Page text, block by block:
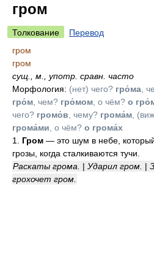
гром
Толкование
Перевод
гром
гром
сущ.
м.
употр. сравн. часто
Морфология: (нет) чего? гро́ма ,
гро́м , чем? гро́мом , о чём? о
чего? громо́в , чему? грома́м ,
грома́ми , о чём? о грома́х
1. Гром — это шум в небе,
грозы, когда сталкиваются тучи.
Раскаты грома.
| Ударил гром. |
грохочет гром.